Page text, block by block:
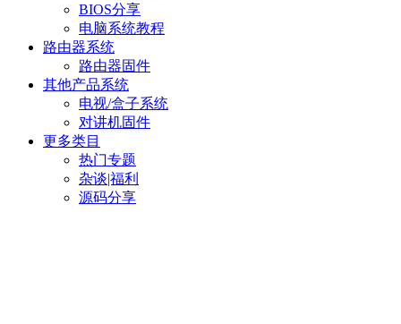
BIOS分享
电脑系统教程
路由器系统
路由器固件
其他产品系统
电视/盒子系统
对讲机固件
更多类目
热门专题
杂谈|福利
源码分享